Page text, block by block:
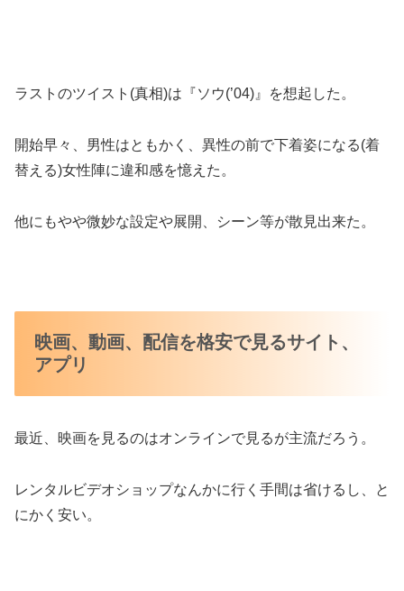
ラストのツイスト(真相)は『ソウ(’04)』を想起した。
開始早々、男性はともかく、異性の前で下着姿になる(着
替える)女性陣に違和感を憶えた。
他にもやや微妙な設定や展開、シーン等が散見出来た。
映画、動画、配信を格安で見るサイト、
アプリ
最近、映画を見るのはオンラインで見るが主流だろう。
レンタルビデオショップなんかに行く手間は省けるし、と
にかく安い。